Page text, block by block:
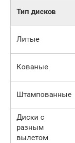
Тип дисков
Литые
Кованые
Штампованные
Диски с
разным
вылетом